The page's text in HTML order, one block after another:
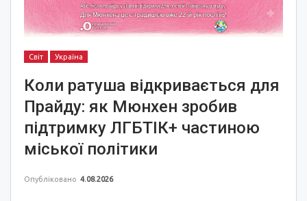
Світ Україна
Коли ратуша відкривається для
Прайду: як Мюнхен зробив
підтримку ЛГБТІК+ частиною
міської політики
Опубліковано 4.08.2026